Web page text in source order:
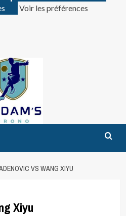
Voir les préférences
VS WANG XIYU
Xiyu